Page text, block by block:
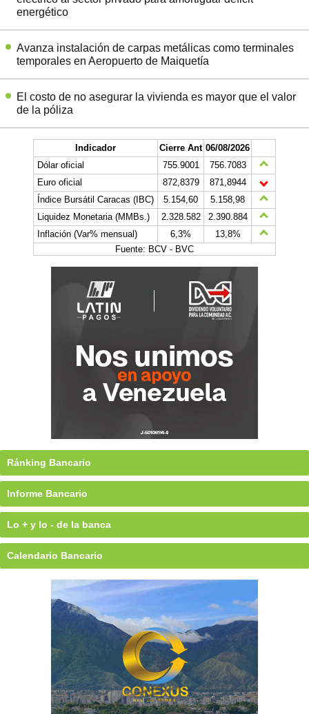
energético
Avanza instalación de carpas metálicas como terminales
temporales en Aeropuerto de Maiquetía
El costo de no asegurar la vivienda es mayor que el valor
de la póliza
Indicador Cierre Ant 06/08/2026
Dólar oficial
755.9001
756.7083
Euro oficial
872,8379
871,8944
Índice Bursátil Caracas (IBC)
5.154,60
5.158,98
Liquidez Monetaria (MMBs.)
2.328.582
2.390.884
Inflación (Var% mensual)
6,3%
13,8%
Fuente: BCV - BVC
Ránking Bancario
Informe Bancario
Lo + y lo - de la banca
Calendario Bancario